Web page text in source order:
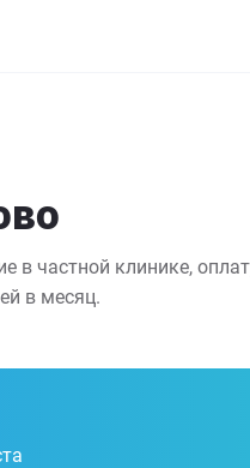
в частной клинике,
в месяц.